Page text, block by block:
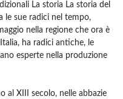
La storia La storia del
le sue radici nel tempo,
nella regione che ora è
ha radici antiche, le
esperte nella produzione
al XIII secolo, nelle abbazie